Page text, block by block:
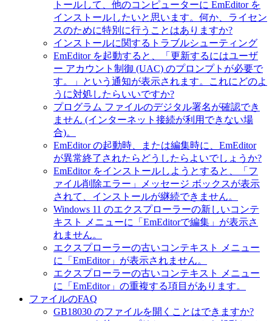
トールして、他のコンピューターに EmEditor を
インストールしたいと思います。何か、ライセン
スのために特別に行うことはありますか?
インストールに関するトラブルシューティング
EmEditor を起動すると、「更新するにはユーザ
ー アカウント制御 (UAC) のプロンプトが必要で
す。」という通知が表示されます。これにどのよ
うに対処したらいいですか?
プログラム ファイルのデジタル署名が確認でき
ません (インターネット接続が利用できない場
合)。
EmEditor の起動時、または編集時に、EmEditor
が異常終了されたらどうしたらよいでしょうか?
EmEditor をインストールしようとすると、「フ
ァイル削除エラー」メッセージ ボックスが表示
されて、インストールが継続できません。
Windows 11 のエクスプローラーの新しいコンテ
キスト メニューに「EmEditorで編集」が表示さ
れません。
エクスプローラーの古いコンテキスト メニュー
に「EmEditor」が表示されません。
エクスプローラーの古いコンテキスト メニュー
に「EmEditor」の重複する項目があります。
ファイルのFAQ
GB18030 のファイルを開くことはできますか?